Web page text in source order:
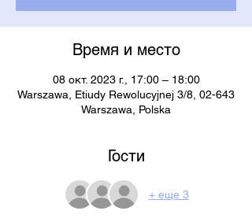
Время и место
08 окт. 2023 г., 17:00 – 18:00
Warszawa, Etiudy Rewolucyjnej 3/8, 02-643
Warszawa, Polska
Гости
+ еще 3